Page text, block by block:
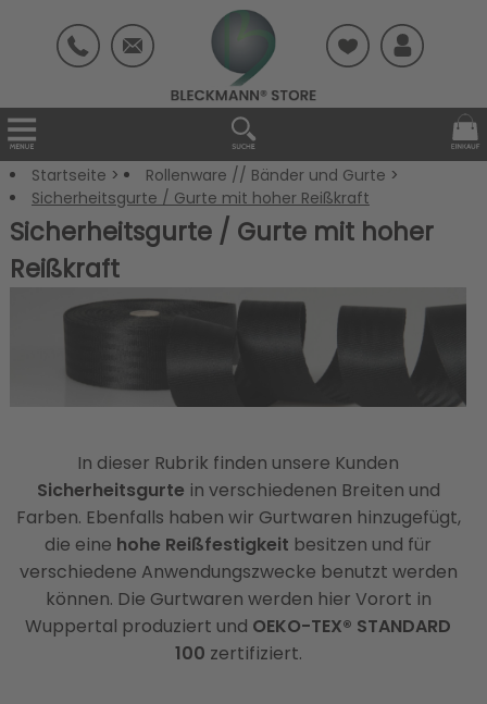
Startseite > Rollenware // Bänder und Gurte >
Sicherheitsgurte / Gurte mit hoher Reißkraft
Sicherheitsgurte / Gurte mit hoher
Reißkraft
In dieser Rubrik finden unsere Kunden
Sicherheitsgurte in verschiedenen Breiten und
Farben. Ebenfalls haben wir Gurtwaren hinzugefügt,
die eine hohe Reißfestigkeit besitzen und für
verschiedene Anwendungszwecke benutzt werden
können. Die Gurtwaren werden hier Vorort in
Wuppertal produziert und OEKO-TEX® STANDARD
100 zertifiziert.